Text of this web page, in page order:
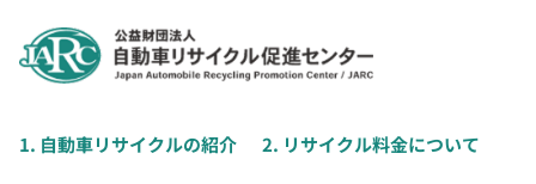
1. 自動車リサイクルの紹介 2. リサイクル料金について